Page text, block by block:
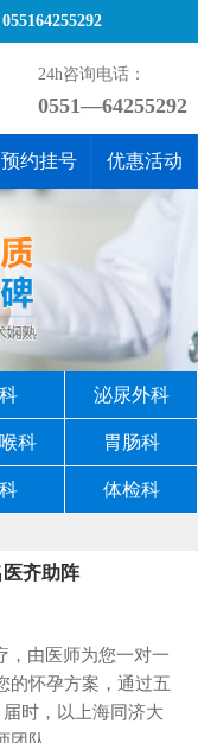
24h咨询电话：
0551—64255292
预约挂号 优惠活动
泌尿外科
科 胃肠科
体检科
医齐助阵
，由医师为您一对一
的怀孕方案，通过五
时，以上海同济大
055164255292